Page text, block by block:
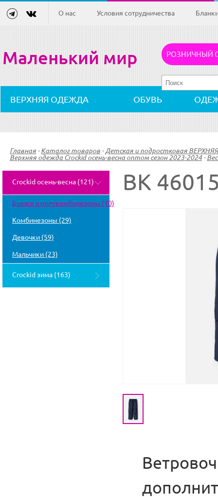
О нас Условия сотрудничества
Маленький мир РОЗНИЧНЫЙ
ВЕРХНЯЯ ОДЕЖДА ОБУВЬ
Главная - Каталог товаров - Детская и подростковая
Верхняя одежда Crockid осень-весна оптом сезон 2023-2024 -
Crockid осень-весна (121)
Брюки и полукомбинезоны (10)
Комбинезоны (29)
Девочки (59)
Мальчики (23)
Crockid зима (163)
ВК